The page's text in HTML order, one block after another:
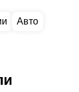
Авто